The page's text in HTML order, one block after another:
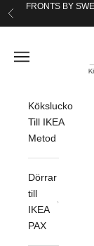
Hoppa till innehållet
Föregående
FRONTS BY
Öppna
Köksluckor
Till IKEA
Metod
Dörrar
till
IKEA
PAX